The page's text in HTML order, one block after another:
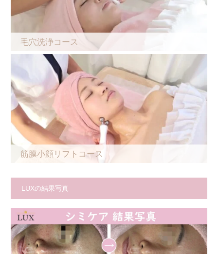
毛穴洗浄コース
筋膜小顔リフトコース
LUXの結果写真